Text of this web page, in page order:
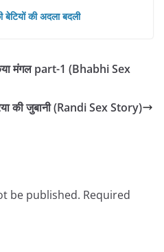
बेटियों की अदला बदली
मंगल part-1 (Bhabhi Sex
की जुबानी (Randi Sex Story)
be published. Required